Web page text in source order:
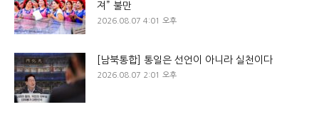
져” 불만
2026.08.07 4:01 오후
[남북통합] 통일은 선언이 아니라 실천이다
2026.08.07 2:01 오후